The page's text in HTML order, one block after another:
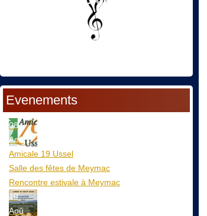
Evenements
08
Aoû
Amicale 19 Ussel
Salle des fêtes de Meymac
Rencontre estivale à Meymac
10
Aoû